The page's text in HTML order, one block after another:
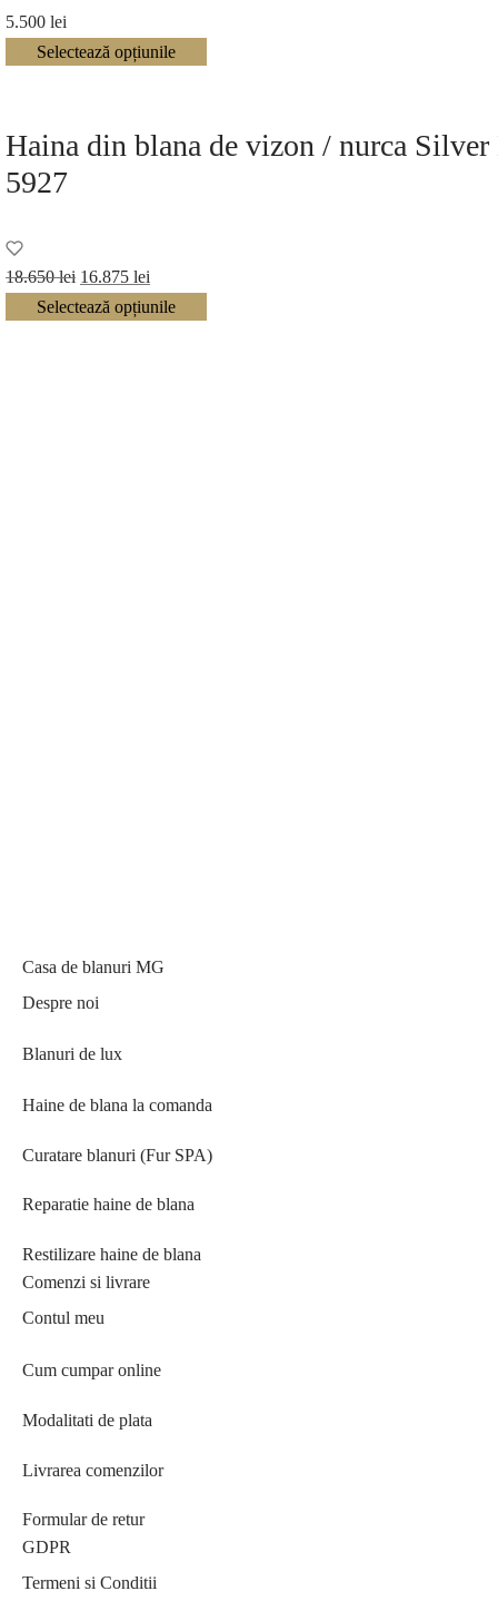
5.500 lei
Selectează opțiunile
Haina din blana de vizon / nurca
5927
18.650lei Prețul
inițial a
16.875 lei
curent
Selectează opțiunile
Casa de blanuri MG
Despre noi
Blanuri de lux
Haine de blana la comanda
Curatare blanuri (Fur SPA)
Reparatie haine de blana
Restilizare haine de blana
Comenzi si livrare
Contul meu
Cum cumpar online
Modalitati de plata
Livrarea comenzilor
Formular de retur
GDPR
Termeni si Conditii